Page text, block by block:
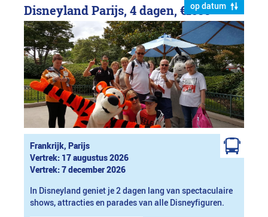
op datum
Disneyland Parijs, 4 dagen, €1599
Frankrijk, Parijs
Vertrek: 17 augustus 2026
Vertrek: 7 december 2026
In Disneyland geniet je 2 dagen lang van spectaculaire
shows, attracties en parades van alle Disneyfiguren.